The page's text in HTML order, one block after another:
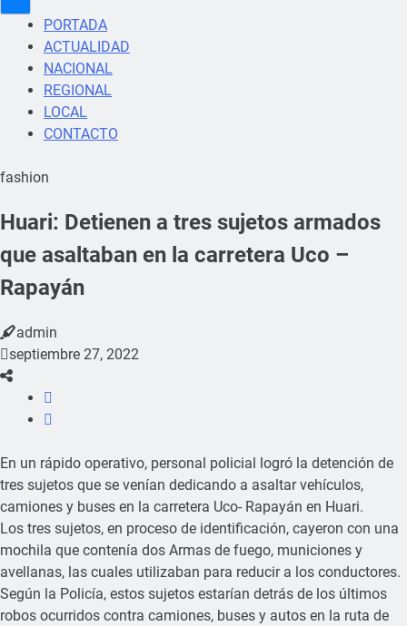
PORTADA
ACTUALIDAD
NACIONAL
REGIONAL
LOCAL
CONTACTO
fashion
Huari: Detienen a tres sujetos armados
que asaltaban en la carretera Uco –
Rapayán
admin
septiembre 27, 2022
En un rápido operativo, personal policial logró la detención de
tres sujetos que se venían dedicando a asaltar vehículos,
camiones y buses en la carretera Uco- Rapayán en Huari.
Los tres sujetos, en proceso de identificación, cayeron con una
mochila que contenía dos Armas de fuego, municiones y
avellanas, las cuales utilizaban para reducir a los conductores.
Según la Policía, estos sujetos estarían detrás de los últimos
robos ocurridos contra camiones, buses y autos en la ruta de